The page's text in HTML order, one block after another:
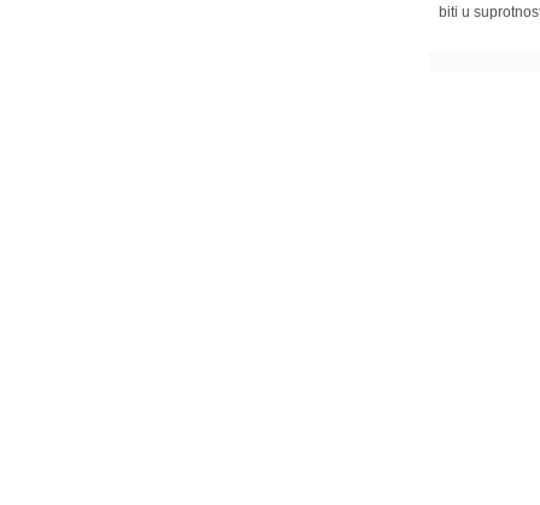
biti u